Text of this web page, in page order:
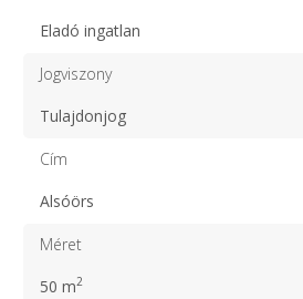
Eladó ingatlan
Jogviszony
Tulajdonjog
Cím
Alsóörs
Méret
50 m2